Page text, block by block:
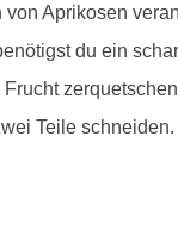
Aprikosen
du ein
Teile